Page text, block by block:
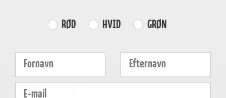
Farvevalg
RØD HVID GRØN
Fornavn Efternavn
E-mail